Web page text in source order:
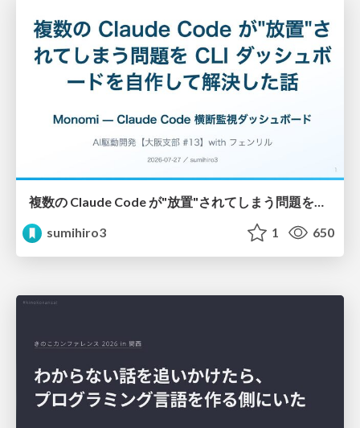
複数の Claude Code が"放置"されてしまう問題をCLI ダッシュボードを自作して解決した話
sumihiro3
1 650